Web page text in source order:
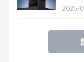
2025/